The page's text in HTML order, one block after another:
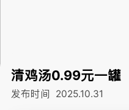
清鸡汤0.99元一罐
发布时间 2025.10.31